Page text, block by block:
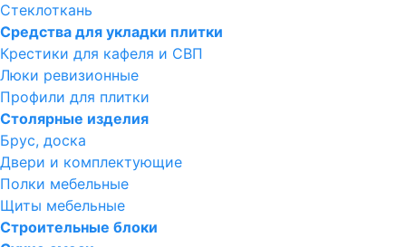
Стеклоткань
Средства для укладки плитки
Крестики для кафеля и СВП
Люки ревизионные
Профили для плитки
Столярные изделия
Брус, доска
Двери и комплектующие
Полки мебельные
Щиты мебельные
Строительные блоки